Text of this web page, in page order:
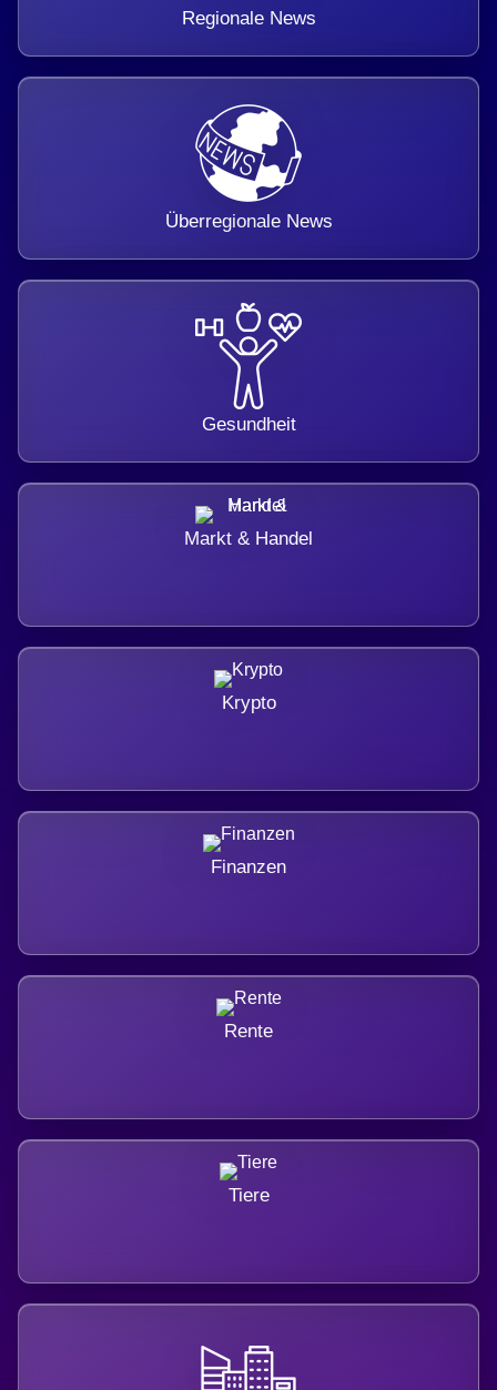
Regionale News
Überregionale News
Gesundheit
Markt & Handel
Krypto
Finanzen
Rente
Tiere